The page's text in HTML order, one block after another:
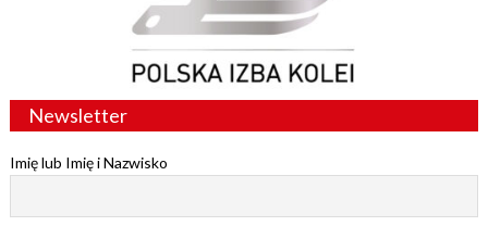
Newsletter
Imię lub Imię i Nazwisko